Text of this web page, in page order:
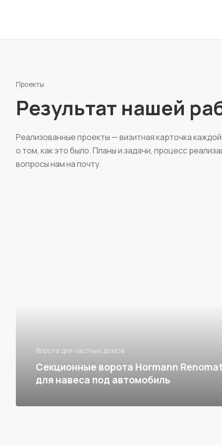
Проекты
Результат нашей
Реализованные проекты — визитная карточка
о том, как это было. Планы и задачи, процесс
вопросы нам на почту.
Ворота для частных домов
Секционные ворота Hormann
для навеса под автомобиль